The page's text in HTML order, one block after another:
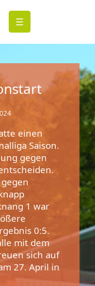
☰
einen
Saison.
gegen
1 war
0:5.
mit dem
sich auf
27. April in